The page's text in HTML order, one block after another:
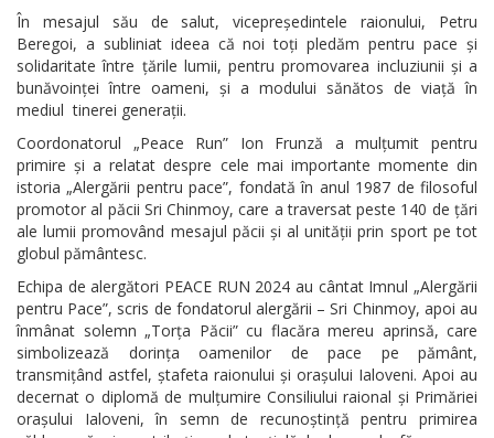
În mesajul său de salut, vicepreședintele raionului, Petru
Beregoi, a subliniat ideea că noi toți pledăm pentru pace și
solidaritate între țările lumii, pentru promovarea incluziunii și a
bunăvoinței între oameni, și a modului sănătos de viață în
mediul tinerei generații.
Coordonatorul „Peace Run” Ion Frunză a mulțumit pentru
primire și a relatat despre cele mai importante momente din
istoria „Alergării pentru pace”, fondată în anul 1987 de filosoful
promotor al păcii Sri Chinmoy, care a traversat peste 140 de țări
ale lumii promovând mesajul păcii și al unității prin sport pe tot
globul pământesc.
Echipa de alergători PEACE RUN 2024 au cântat Imnul „Alergării
pentru Pace”, scris de fondatorul alergării – Sri Chinmoy, apoi au
înmânat solemn „Torța Păcii” cu flacăra mereu aprinsă, care
simbolizează dorința oamenilor de pace pe pământ,
transmițând astfel, ștafeta raionului și orașului Ialoveni. Apoi au
decernat o diplomă de mulțumire Consiliului raional și Primăriei
orașului Ialoveni, în semn de recunoștință pentru primirea